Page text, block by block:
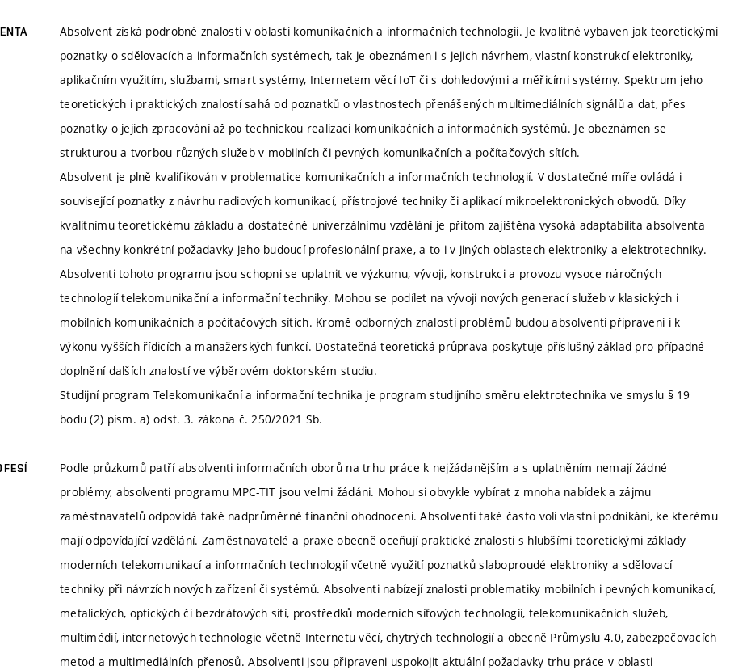
Absolvent získá podrobné znalosti v oblasti komunikačních a informačních technologií. Je kvalitně vybaven jak teoretickými
poznatky o sdělovacích a informačních systémech, tak je obeznámen i s jejich návrhem, vlastní konstrukcí elektroniky,
aplikačním využitím, službami, smart systémy, Internetem věcí IoT či s dohledovými a měřicími systémy. Spektrum jeho
teoretických i praktických znalostí sahá od poznatků o vlastnostech přenášených multimediálních signálů a dat, přes
poznatky o jejich zpracování až po technickou realizaci komunikačních a informačních systémů. Je obeznámen se
strukturou a tvorbou různých služeb v mobilních či pevných komunikačních a počítačových sítích.
Absolvent je plně kvalifikován v problematice komunikačních a informačních technologií. V dostatečné míře ovládá i
související poznatky z návrhu radiových komunikací, přístrojové techniky či aplikací mikroelektronických obvodů. Díky
kvalitnímu teoretickému základu a dostatečně univerzálnímu vzdělání je přitom zajištěna vysoká adaptabilita absolventa
na všechny konkrétní požadavky jeho budoucí profesionální praxe, a to i v jiných oblastech elektroniky a elektrotechniky.
Absolventi tohoto programu jsou schopni se uplatnit ve výzkumu, vývoji, konstrukci a provozu vysoce náročných
technologií telekomunikační a informační techniky. Mohou se podílet na vývoji nových generací služeb v klasických i
mobilních komunikačních a počítačových sítích. Kromě odborných znalostí problémů budou absolventi připraveni i k
výkonu vyšších řídicích a manažerských funkcí. Dostatečná teoretická průprava poskytuje příslušný základ pro případné
doplnění dalších znalostí ve výběrovém doktorském studiu.
Studijní program Telekomunikační a informační technika je program studijního směru elektrotechnika ve smyslu § 19
bodu (2) písm. a) odst. 3. zákona č. 250/2021 Sb.
Podle průzkumů patří absolventi informačních oborů na trhu práce k nejžádanějším a s uplatněním nemají žádné
problémy, absolventi programu MPC-TIT jsou velmi žádáni. Mohou si obvykle vybírat z mnoha nabídek a zájmu
zaměstnavatelů odpovídá také nadprůměrné finanční ohodnocení. Absolventi také často volí vlastní podnikání, ke kterému
mají odpovídající vzdělání. Zaměstnavatelé a praxe obecně oceňují praktické znalosti s hlubšími teoretickými základy
moderních telekomunikací a informačních technologií včetně využití poznatků slaboproudé elektroniky a sdělovací
techniky při návrzích nových zařízení či systémů. Absolventi nabízejí znalosti problematiky mobilních i pevných komunikací,
metalických, optických či bezdrátových sítí, prostředků moderních síťových technologií, telekomunikačních služeb,
multimédií, internetových technologie včetně Internetu věcí, chytrých technologií a obecně Průmyslu 4.0, zabezpečovacích
metod a multimediálních přenosů. Absolventi jsou připraveni uspokojit aktuální požadavky trhu práce v oblasti